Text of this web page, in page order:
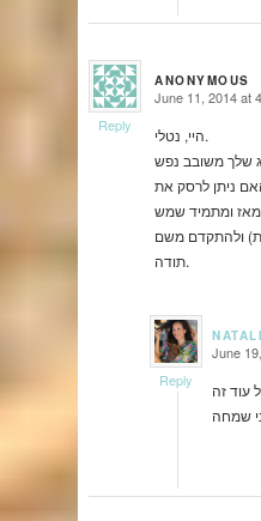
ANONYMOUS
says: June 11, 2014 at
היי, נטלי.
ניתן לרסק את
ומתמיד שמש
תודה.
Reply
says: June
עוד זה
Reply